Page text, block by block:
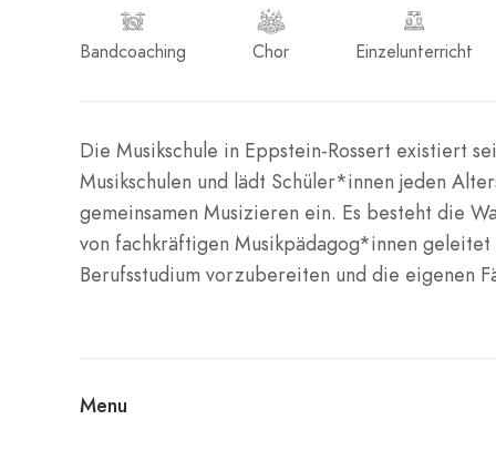
Bandcoaching Chor Einzelunterricht
Die Musikschule in Eppstein-Rossert existiert
Musikschulen und lädt Schüler*innen jeden
gemeinsamen Musizieren ein. Es besteht die
von fachkräftigen Musikpädagog*innen
Berufsstudium vorzubereiten und die eigenen
Menu